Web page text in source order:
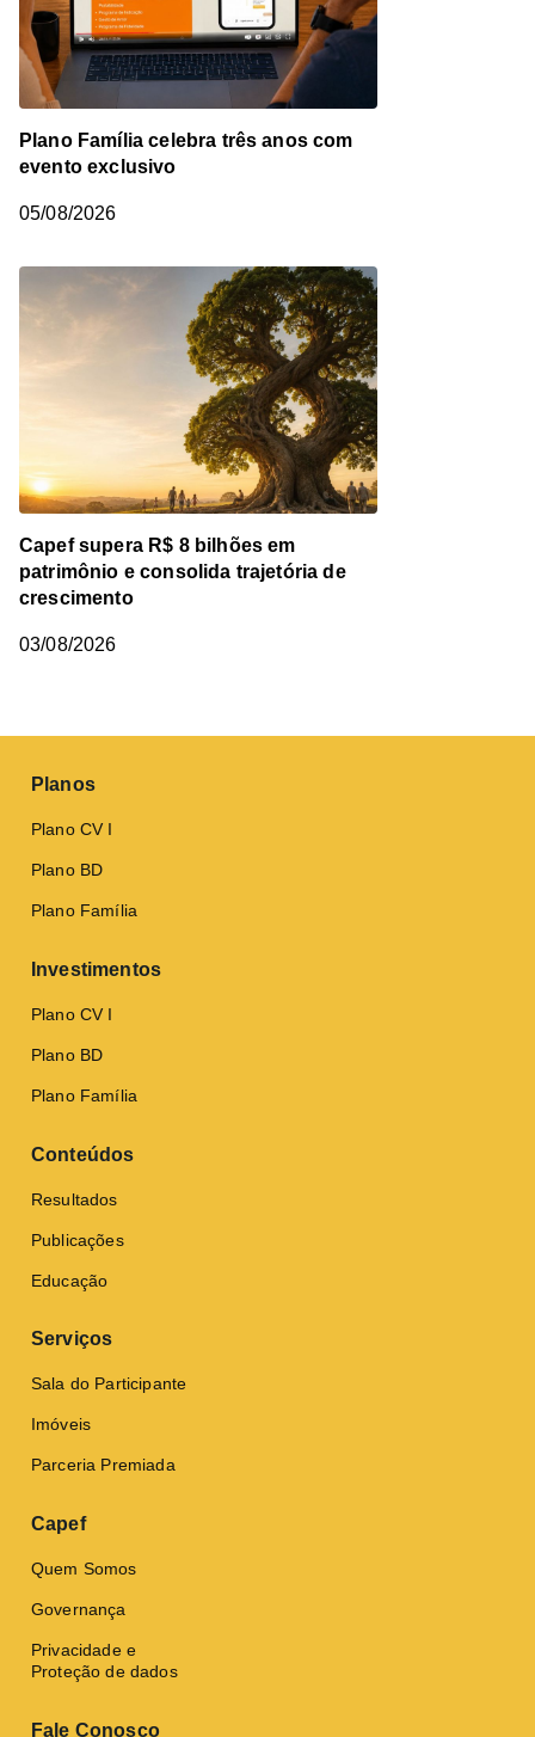
Plano Família celebra três anos com
evento exclusivo
05/08/2026
Capef supera R$ 8 bilhões em
patrimônio e consolida trajetória de
crescimento
03/08/2026
Planos
Plano CV I
Plano BD
Plano Família
Investimentos
Plano CV I
Plano BD
Plano Família
Conteúdos
Resultados
Publicações
Educação
Serviços
Sala do Participante
Imóveis
Parceria Premiada
Capef
Quem Somos
Governança
Privacidade e
Proteção de dados
Fale Conosco